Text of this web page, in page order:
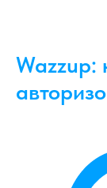
Wazzup: